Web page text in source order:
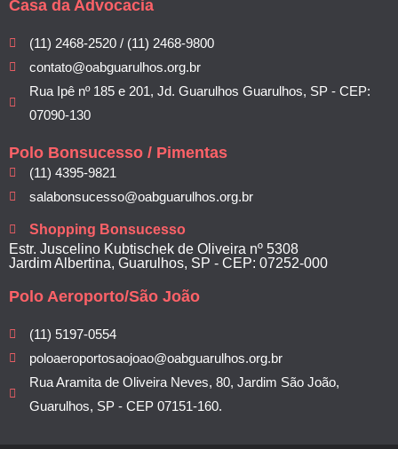
Casa da Advocacia
(11) 2468-2520 / (11) 2468-9800
contato@oabguarulhos.org.br
Rua Ipê nº 185 e 201, Jd. Guarulhos Guarulhos, SP - CEP:
07090-130
Polo Bonsucesso / Pimentas
(11) 4395-9821
salabonsucesso@oabguarulhos.org.br
Shopping Bonsucesso
Estr. Juscelino Kubtischek de Oliveira nº 5308
Jardim Albertina, Guarulhos, SP - CEP: 07252-000
Polo Aeroporto/São João
(11) 5197-0554
poloaeroportosaojoao@oabguarulhos.org.br
Rua Aramita de Oliveira Neves, 80, Jardim São João,
Guarulhos, SP - CEP 07151-160.